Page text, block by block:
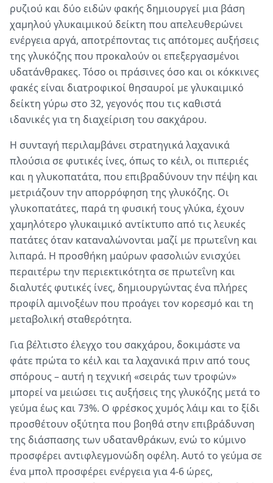
ρυζιού και δύο ειδών φακής δημιουργεί μια βάση
χαμηλού γλυκαιμικού δείκτη που απελευθερώνει
ενέργεια αργά, αποτρέποντας τις απότομες αυξήσεις
της γλυκόζης που προκαλούν οι επεξεργασμένοι
υδατάνθρακες. Τόσο οι πράσινες όσο και οι κόκκινες
φακές είναι διατροφικοί θησαυροί με γλυκαιμικό
δείκτη γύρω στο 32, γεγονός που τις καθιστά
ιδανικές για τη διαχείριση του σακχάρου.
Η συνταγή περιλαμβάνει στρατηγικά λαχανικά
πλούσια σε φυτικές ίνες, όπως το κέιλ, οι πιπεριές
και η γλυκοπατάτα, που επιβραδύνουν την πέψη και
μετριάζουν την απορρόφηση της γλυκόζης. Οι
γλυκοπατάτες, παρά τη φυσική τους γλύκα, έχουν
χαμηλότερο γλυκαιμικό αντίκτυπο από τις λευκές
πατάτες όταν καταναλώνονται μαζί με πρωτεΐνη και
λιπαρά. Η προσθήκη μαύρων φασολιών ενισχύει
περαιτέρω την περιεκτικότητα σε πρωτεΐνη και
διαλυτές φυτικές ίνες, δημιουργώντας ένα πλήρες
προφίλ αμινοξέων που προάγει τον κορεσμό και τη
μεταβολική σταθερότητα.
Για βέλτιστο έλεγχο του σακχάρου, δοκιμάστε να
φάτε πρώτα το κέιλ και τα λαχανικά πριν από τους
σπόρους – αυτή η τεχνική «σειράς των τροφών»
μπορεί να μειώσει τις αυξήσεις της γλυκόζης μετά το
γεύμα έως και 73%. Ο φρέσκος χυμός λάιμ και το ξίδι
προσθέτουν οξύτητα που βοηθά στην επιβράδυνση
της διάσπασης των υδατανθράκων, ενώ το κύμινο
προσφέρει αντιφλεγμονώδη οφέλη. Αυτό το γεύμα σε
ένα μπολ προσφέρει ενέργεια για 4-6 ώρες,